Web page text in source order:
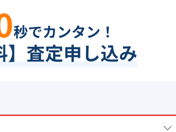
秒でカンタン！
】査定申し込み